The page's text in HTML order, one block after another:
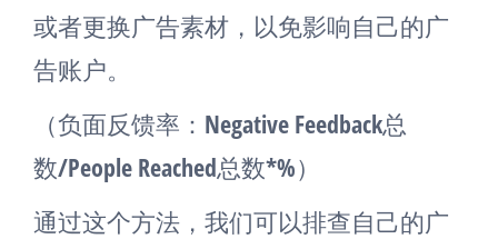
或者更换广告素材，以免影响自己的广
告账户。
（负面反馈率：Negative Feedback总
数/People Reached总数*%）
通过这个方法，我们可以排查自己的广